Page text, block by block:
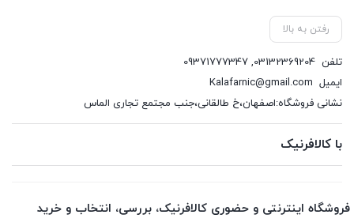
رفتن به بالا
تلفن 03132369204
,
09371777347
ایمیل Kalafarnic@gmail.com
نشانی فروشگاه:اصفهان،خ طالقانی،جنب مجتمع تجاری الماس
با کالافرنیک
فروشگاه اینترنتی و حضوری کالافرنیک، بررسی، انتخاب و خرید